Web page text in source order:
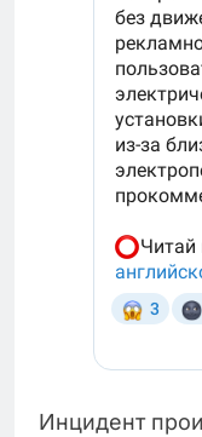
Инцидент